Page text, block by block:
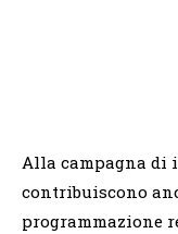
Alla campagna di
contribuiscono
programmazione